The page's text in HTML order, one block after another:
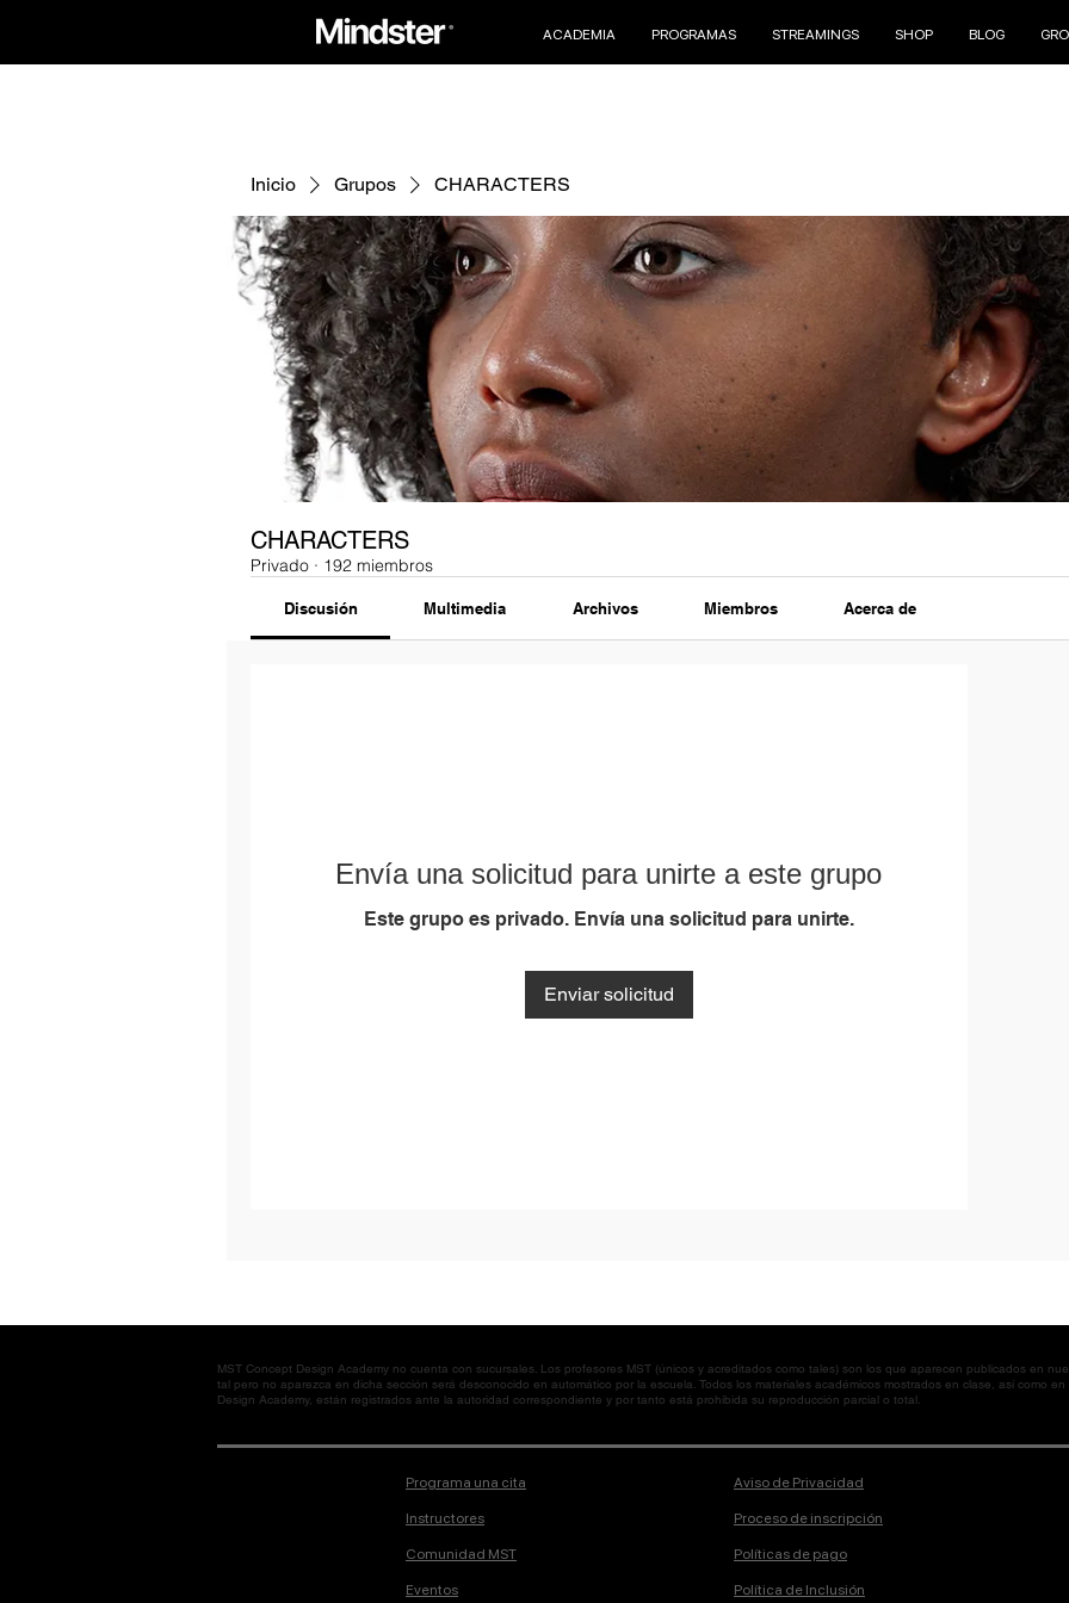
ACADEMIA PROGRAMAS STREAMINGS SHOP BLOG
Inicio Grupos CHARACTERS
CHARACTERS
Privado · 192 miembros
Discusión Multimedia Archivos Miembros Acerca de
Envía una solicitud para unirte a este grupo
Este grupo es privado. Envía una solicitud para unirte.
Enviar solicitud
MST Concept Design Academy no cuenta con sucursales. Los profesores MST (únicos y acreditados como tales) son los que aparecen publicados en
tal pero no aparezca en dicha sección será desconocido en automático por la escuela. Todos los materiales académicos mostrados en clase, así como
Design Academy, están registrados ante la autoridad correspondiente y por tanto está prohibida su reproducción parcial o total.
Programa una cita
Instructores
Comunidad MST
Eventos
Aviso de Privacidad
Proceso de inscripción
Políticas de pago
Política de Inclusión